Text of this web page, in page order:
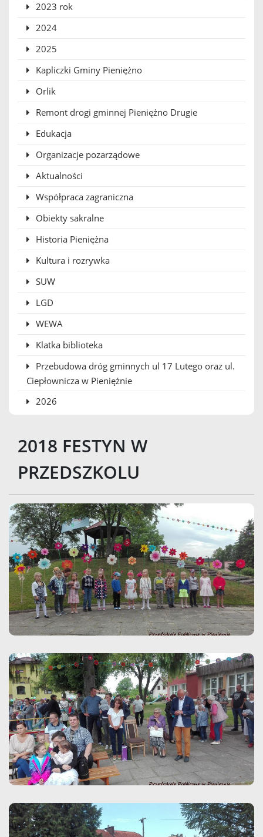
2023 rok
2024
2025
Kapliczki Gminy Pieniężno
Orlik
Remont drogi gminnej Pieniężno Drugie
Edukacja
Organizacje pozarządowe
Aktualności
Współpraca zagraniczna
Obiekty sakralne
Historia Pieniężna
Kultura i rozrywka
SUW
LGD
WEWA
Klatka biblioteka
Przebudowa dróg gminnych ul 17 Lutego oraz ul.
Ciepłownicza w Pieniężnie
2026
2018 FESTYN W
PRZEDSZKOLU